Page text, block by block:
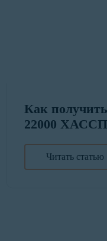
Как
22000 ХАССП
Читать статью